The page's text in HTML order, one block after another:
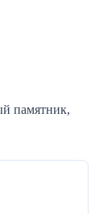
памятник,